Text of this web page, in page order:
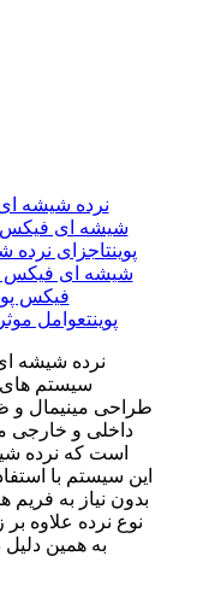
نرده شیشه‌
شیشه‌ ای فیکس
پوینتاجزای نرده
شیشه ای فیکس
فیکس
پوینتعوامل
نرده شیشه
سیستم
طراحی مینیمال و
داخلی و خارجی
است که نرده
این سیستم با
بدون نیاز به
نوع نرده علاوه بر
به همین